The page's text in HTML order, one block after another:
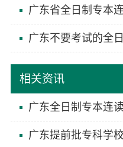
相关资讯